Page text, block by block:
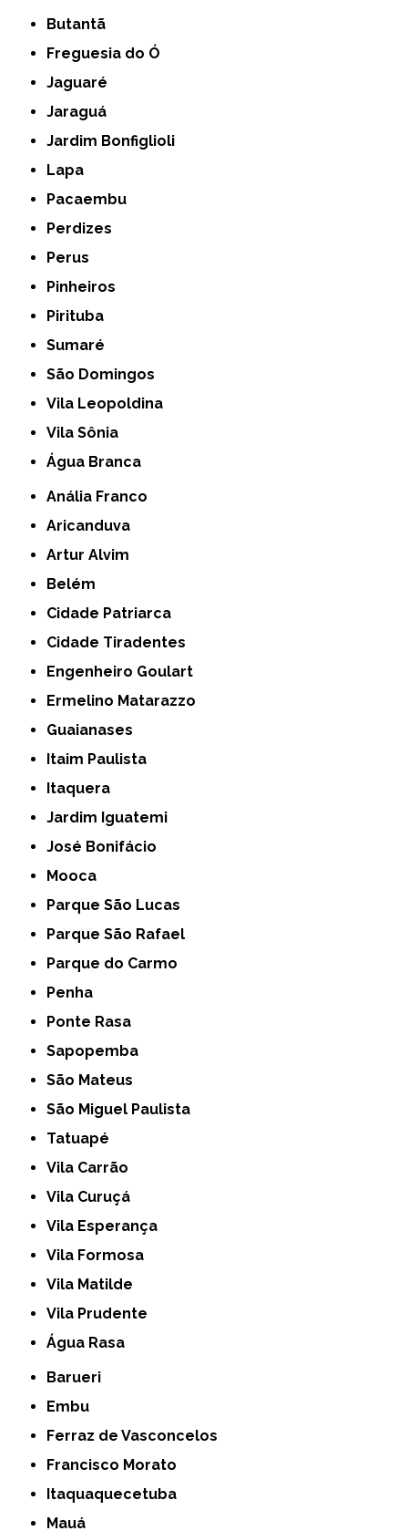
Butantã
Freguesia do Ó
Jaguaré
Jaraguá
Jardim Bonfiglioli
Lapa
Pacaembu
Perdizes
Perus
Pinheiros
Pirituba
Sumaré
São Domingos
Vila Leopoldina
Vila Sônia
Água Branca
Anália Franco
Aricanduva
Artur Alvim
Belém
Cidade Patriarca
Cidade Tiradentes
Engenheiro Goulart
Ermelino Matarazzo
Guaianases
Itaim Paulista
Itaquera
Jardim Iguatemi
José Bonifácio
Mooca
Parque São Lucas
Parque São Rafael
Parque do Carmo
Penha
Ponte Rasa
Sapopemba
São Mateus
São Miguel Paulista
Tatuapé
Vila Carrão
Vila Curuçá
Vila Esperança
Vila Formosa
Vila Matilde
Vila Prudente
Água Rasa
Barueri
Embu
Ferraz de Vasconcelos
Francisco Morato
Itaquaquecetuba
Mauá